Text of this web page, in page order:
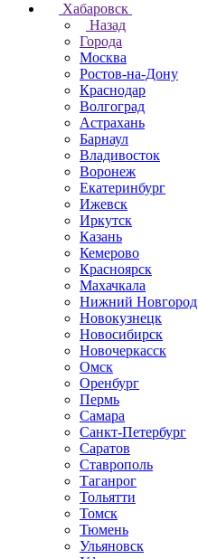
Хабаровск
Назад
Города
Москва
Ростов-на-Дону
Краснодар
Волгоград
Астрахань
Барнаул
Владивосток
Воронеж
Екатеринбург
Ижевск
Иркутск
Казань
Кемерово
Красноярск
Махачкала
Нижний Новгород
Новокузнецк
Новосибирск
Новочеркаcск
Омск
Оренбург
Пермь
Самара
Санкт-Петербург
Саратов
Ставрополь
Таганрог
Тольятти
Томск
Тюмень
Ульяновск